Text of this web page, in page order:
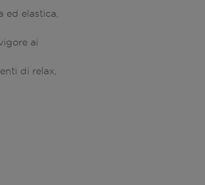
ed elastica,
ai
di relax,